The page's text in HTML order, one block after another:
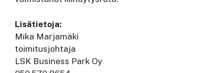
Lisätietoja:
Mika Marjamäki
toimitusjohtaja
LSK Business Park Oy